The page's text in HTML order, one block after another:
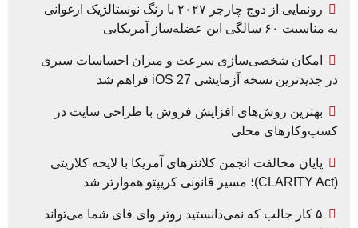
رونمایی از دوج چارجر ۲۰۲۷ با رنگ نوستالژیک ارغوانی
به مناسبت ۶۰ سالگی این عضله‌ساز آمریکایی
امکان شخصی‌سازی سرعت و میزان احساسات سیری
در جدیدترین نسخه آزمایشی iOS 27 فراهم شد
بهترین روش‌های افزایش فروش با طراحی سایت در
کسب‌وکارهای محلی
پایان مخالفت انجمن کلانترهای آمریکا با لایحه کلاریتی
(CLARITY Act)؛ مسیر قانونی کریپتو هموارتر شد
۵ کار جالب که نمی‌دانستید روتر وای فای شما می‌تواند